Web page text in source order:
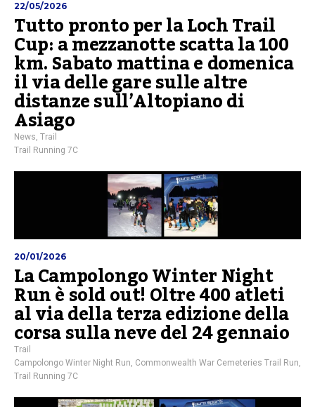
22/05/2026
Tutto pronto per la Loch Trail
Cup: a mezzanotte scatta la 100
km. Sabato mattina e domenica
il via delle gare sulle altre
distanze sull’Altopiano di
Asiago
News, Trail
Trail Running 7C
20/01/2026
La Campolongo Winter Night
Run è sold out! Oltre 400 atleti
al via della terza edizione della
corsa sulla neve del 24 gennaio
Trail
Campolongo Winter Night Run Commonwealth War Cemeteries Trail Run
Trail Running 7C